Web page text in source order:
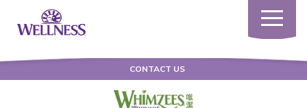
Toggle
CONTACT US